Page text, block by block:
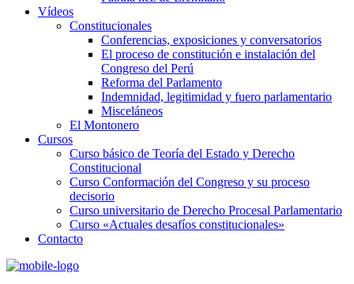
Vídeos
Constitucionales
Conferencias, exposiciones y conversatorios
El proceso de constitución e instalación del
Congreso del Perú
Reforma del Parlamento
Indemnidad, legitimidad y fuero parlamentario
Misceláneos
El Montonero
Cursos
Curso básico de Teoría del Estado y Derecho
Constitucional
Curso Conformación del Congreso y su proceso
decisorio
Curso universitario de Derecho Procesal Parlamentario
Curso «Actuales desafíos constitucionales»
Contacto